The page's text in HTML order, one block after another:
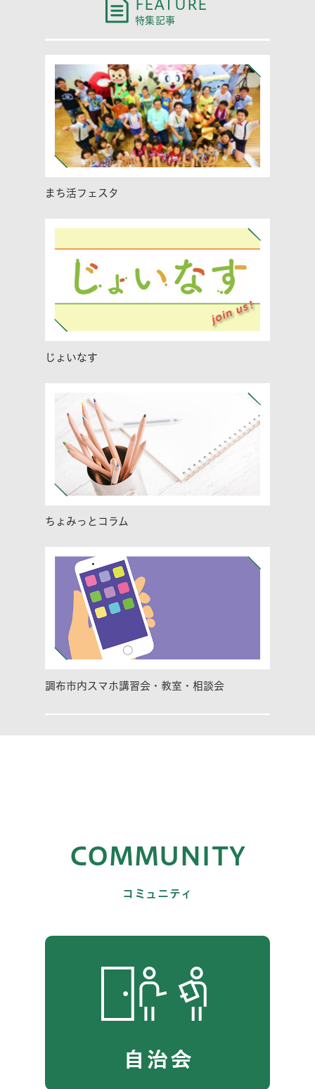
FEATURE
特集記事
まち活フェスタ
じょいなす
ちょみっとコラム
調布市内スマホ講習会・教室・相談会
COMMUNITY
コミュニティ